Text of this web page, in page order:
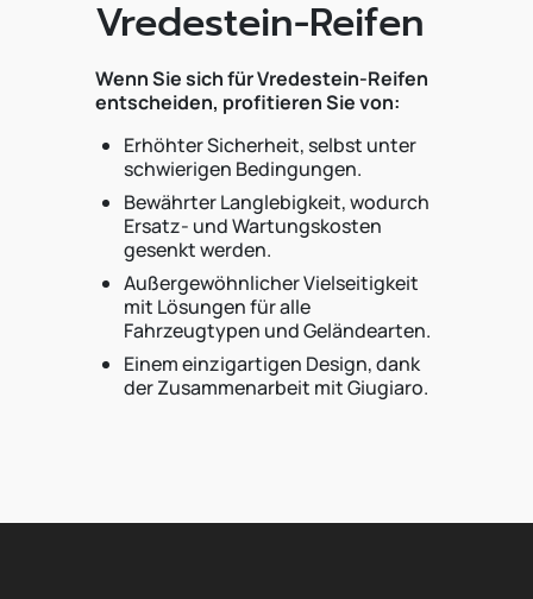
Vredestein-Reifen
Wenn Sie sich für Vredestein-Reifen
entscheiden, profitieren Sie von:
Erhöhter Sicherheit, selbst unter
schwierigen Bedingungen.
Bewährter Langlebigkeit, wodurch
Ersatz- und Wartungskosten
gesenkt werden.
Außergewöhnlicher Vielseitigkeit
mit Lösungen für alle
Fahrzeugtypen und Geländearten.
Einem einzigartigen Design, dank
der Zusammenarbeit mit Giugiaro.